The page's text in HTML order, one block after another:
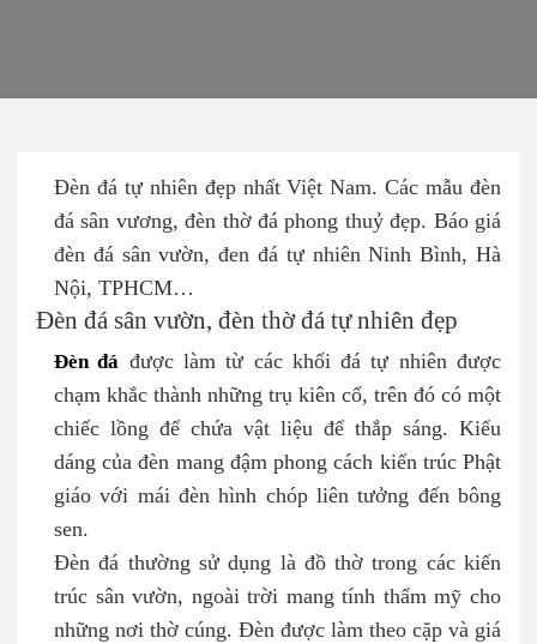
Đèn đá tự nhiên đẹp nhất Việt Nam. Các mẫu đèn
đá sân vương, đèn thờ đá phong thuỷ đẹp. Báo giá
đèn đá sân vườn, đen đá tự nhiên Ninh Bình, Hà
Nội, TPHCM…
Đèn đá sân vườn, đèn thờ đá tự nhiên đẹp
Đèn đá được làm từ các khối đá tự nhiên được
chạm khắc thành những trụ kiên cố, trên đó có một
chiếc lồng để chứa vật liệu để thắp sáng. Kiểu
dáng của đèn mang đậm phong cách kiến trúc Phật
giáo với mái đèn hình chóp liên tưởng đến bông
sen.
Đèn đá thường sử dụng là đồ thờ trong các kiến
trúc sân vườn, ngoài trời mang tính thẩm mỹ cho
những nơi thờ cúng. Đèn được làm theo cặp và giá